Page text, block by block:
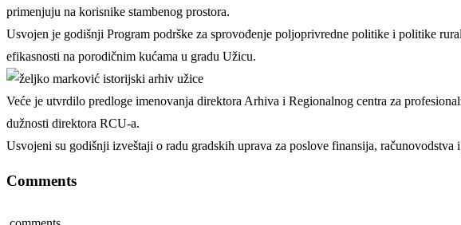
primenjuju na korisnike stambenog prostora.
Usvojen je godišnji Program podrške za sprovođenje poljoprivredne politike i politike
efikasnosti na porodičnim kućama u gradu Užicu.
Veće je utvrdilo predloge imenovanja direktora Arhiva i Regionalnog centra za
dužnosti direktora RCU-a.
Usvojeni su godišnji izveštaji o radu gradskih uprava za poslove finansija,
Comments